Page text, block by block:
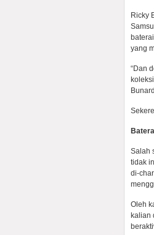
Ricky
yang
“Dan
Salah
tidak
di-
Oleh
kalian